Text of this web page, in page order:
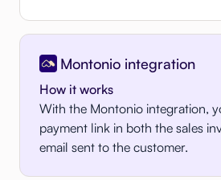
Montonio integration
How it works
With the Montonio integration,
payment link in both the sales
email sent to the customer.